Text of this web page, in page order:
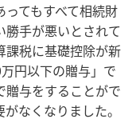
てもすべて相続財
手が悪いとされて
課税に基礎控除が新
円以下の贈与」で
贈与をすることがで
なくなりました。